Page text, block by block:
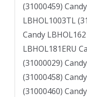
(31000459)
LBHOL1003TL
Candy
LBHOL181ERU
(31000029)
(31000458)
(31000460)